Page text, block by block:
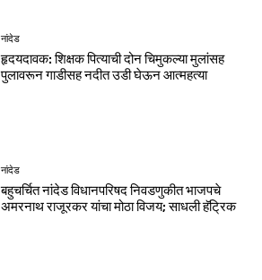
नांदेड
हृदयदावक: शिक्षक पित्याची दोन चिमुकल्या मुलांसह
पुलावरून गाडीसह नदीत उडी घेऊन आत्महत्या
नांदेड
बहुचर्चित नांदेड विधानपरिषद निवडणुकीत भाजपचे
अमरनाथ राजूरकर यांचा मोठा विजय; साधली हॅट्रिक